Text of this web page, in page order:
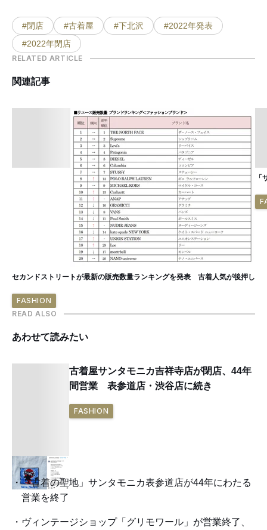
#閉店 #古着屋 #下北沢
#2022年発表
#2022年閉店
RELATED ARTICLE
関連記事
セカンドストリートが最新の販売数量ランキングを発表 古着人気が後押し
FASHION
READ ALSO
あわせて読みたい
古着屋サンタモニカ吉祥寺店が閉店、44年
間営業 表参道店・渋谷店に続き
FASHION
「古着の聖地」サンタモニカ表参道店が44年にわたる
営業を終了
ヴィンテージショップ「グリモワール」が営業終了、